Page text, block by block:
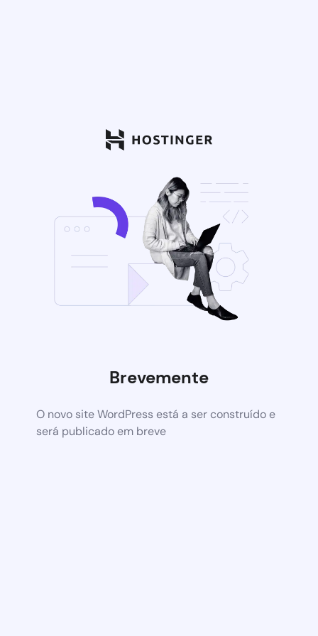
Brevemente
O novo site WordPress está a ser construído e
será publicado em breve